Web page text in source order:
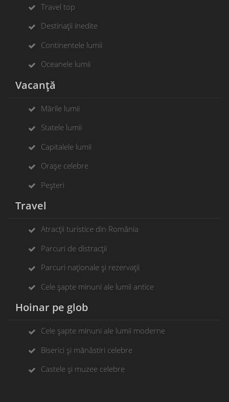
Travel top
Destinații inedite
Continentele lumii
Oceanele lumii
Vacanță
Mările lumii
Statele lumii
Capitalele lumii
Orașe celebre
Peșteri
Travel
Atracții turistice din România
Parcuri de distracții
Parcuri naționale și rezervații
Cele șapte minuni ale lumii antice
Hoinar pe glob
Cele șapte minuni ale lumii moderne
Biserici și mănăstiri celebre
Castele și muzee celebre